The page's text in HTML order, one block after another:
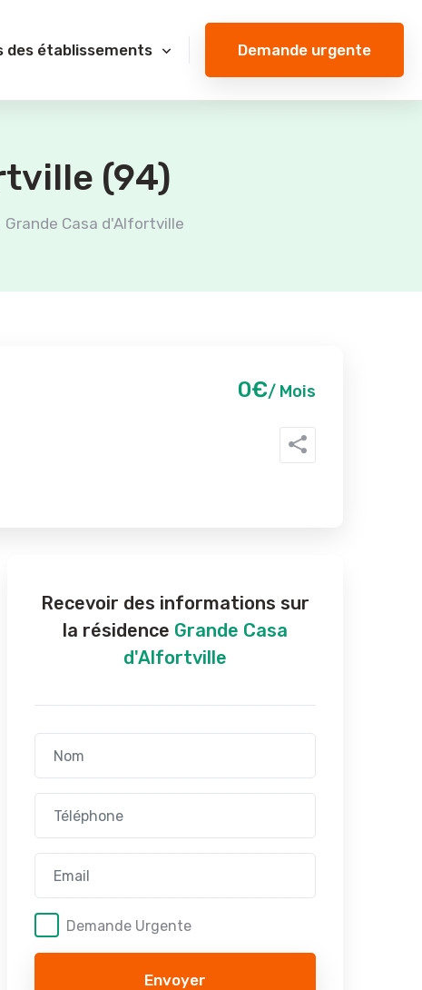
des établissements Demande urgente
(94)
Grande Casa d'Alfortville
0€/ Mois
Recevoir des informations sur
la résidence Grande Casa
d'Alfortville
Demande Urgente
Envoyer